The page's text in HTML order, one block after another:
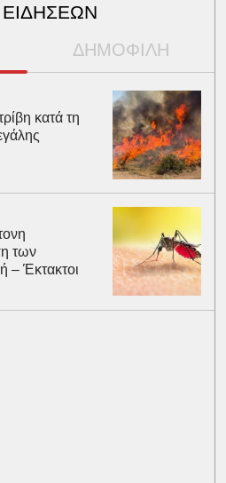
ΔΗΜΟΦΙΛΗ
κατά τη
των
– Έκτακτοι